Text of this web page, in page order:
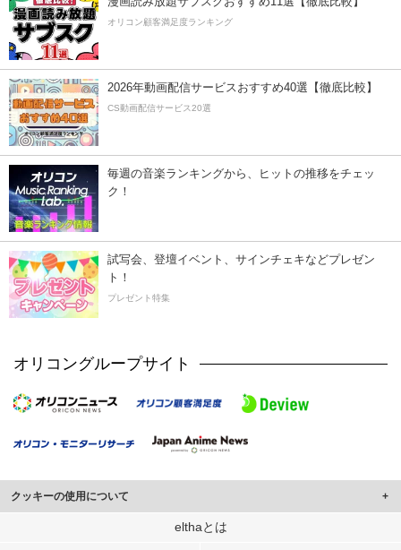
オリコン顧客満足度ランキング
2026年動画配信サービスおすすめ40選【徹底比較】
CS動画配信サービス20選
毎週の音楽ランキングから、ヒットの推移をチェッ
ク！
試写会、登壇イベント、サインチェキなどプレゼン
ト！
プレゼント特集
オリコングループサイト
クッキーの使用について
このサイトでは Cookie を使用して、ユーザーに合わせたコンテンツや広告の
elthaとは